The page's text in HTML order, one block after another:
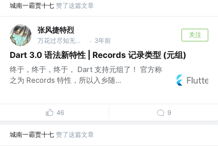
城南一霸贾十七 赞了这篇文章
张风捷特烈
万花过尽知无物 @编程之王 · 3年前
关注
Dart 3.0 语法新特性 | Records 记录类型 (元组)
终于，终于，终于， Dart 支持元组了！ 官方称
之为 Records 特性，所以入乡随...
46 9
城南一霸贾十七 赞了这篇文章